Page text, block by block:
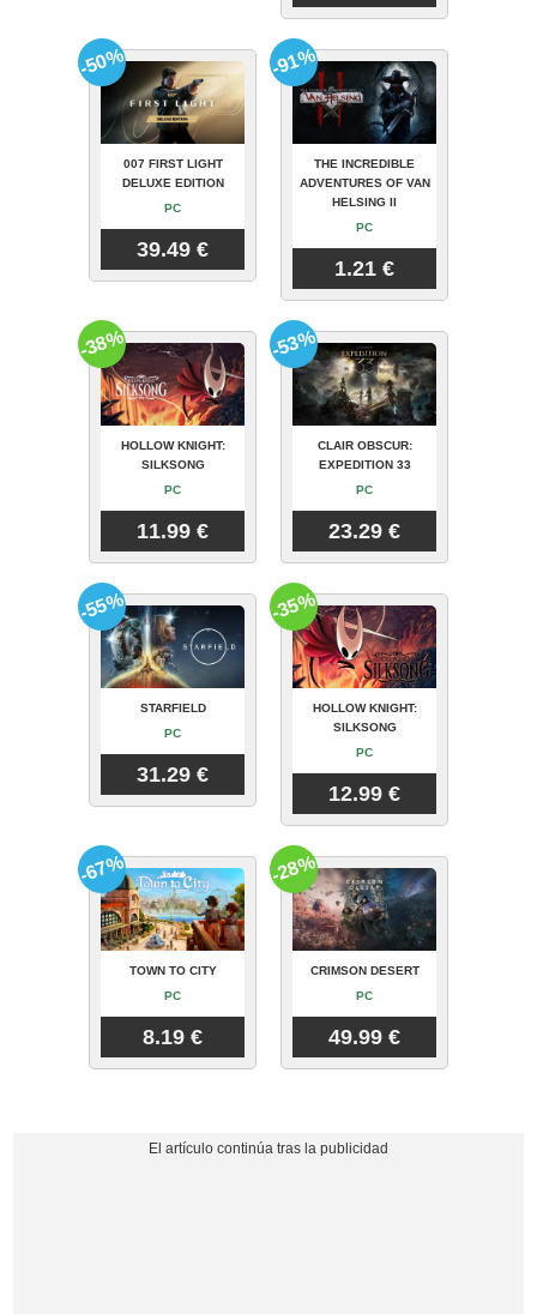
007 FIRST LIGHT
DELUXE EDITION
PC
39.49 €
-50%
THE INCREDIBLE
ADVENTURES OF VAN
HELSING II
PC
1.21 €
-91%
HOLLOW KNIGHT:
SILKSONG
PC
11.99 €
-38%
CLAIR OBSCUR:
EXPEDITION 33
PC
23.29 €
-53%
STARFIELD
PC
31.29 €
-55%
HOLLOW KNIGHT:
SILKSONG
PC
12.99 €
-35%
TOWN TO CITY
PC
8.19 €
-67%
CRIMSON DESERT
PC
49.99 €
-28%